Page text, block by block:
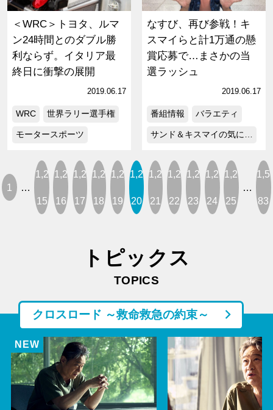
＜WRC＞トヨタ、ルマ
ン24時間とのダブル勝
利ならず。イタリア最
終日に衝撃の展開
2019.06.17
WRC 世界ラリー選手権
モータースポーツ
なすび、再び参戦！キ
スマイらと計1万通の懸
賞応募で…まさかの当
選ラッシュ
2019.06.17
番組情報 バラエティ
サンド＆キスマイの気に…
1 …
1,2
15
1,2
16
1,2
17
1,2
18
1,2
19
1,2
20
1,2
21
1,2
22
1,2
23
1,2
24
1,2
25
…
1,5
83
トピックス
TOPICS
クロスロード ～救命救急の約束～